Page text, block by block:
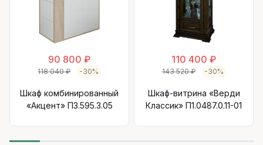
90 800 ₽
118 040 ₽ -30%
Шкаф комбинированный
«Акцент» П3.595.3.05
110 400 ₽
143 520 ₽ -30%
Шкаф-витрина «Верди
Классик» П1.0487.0.11-01